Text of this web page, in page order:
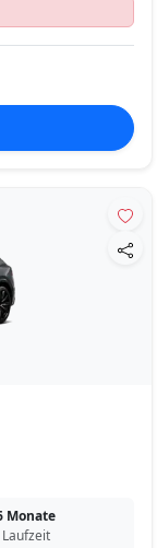
Monate
Laufzeit